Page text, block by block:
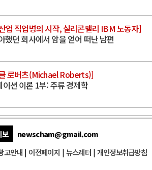
업 직업병의 시작, 실리콘밸리 IBM 노동자]
던 회사에서 암을 얻어 떠난 남편
로버츠(Michael Roberts)]
이션 이론 1부: 주류 경제학
보
newscham@gmail.com
고안내 | 이전페이지 | 뉴스레터| 개인정보취급방침